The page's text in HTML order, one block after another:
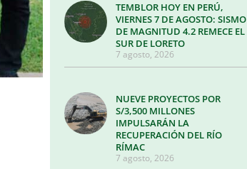
TEMBLOR HOY EN PERÚ,
VIERNES 7 DE AGOSTO: SISMO
DE MAGNITUD 4.2 REMECE EL
SUR DE LORETO
7 agosto, 2026
NUEVE PROYECTOS POR
S/3,500 MILLONES
IMPULSARÁN LA
RECUPERACIÓN DEL RÍO
RÍMAC
7 agosto, 2026